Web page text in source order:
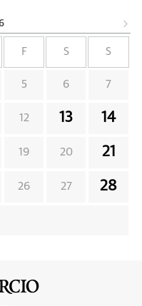
F S S
5 6 7
12 13 14
19 20 21
26 27 28